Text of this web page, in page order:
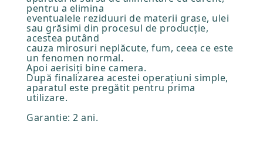
pentru a elimina
eventualele reziduuri de materii grase, ulei
sau grăsimi din procesul de producţie,
acestea putând
cauza mirosuri neplăcute, fum, ceea ce este
un fenomen normal.
Apoi aerisiţi bine camera.
După finalizarea acestei operaţiuni simple,
aparatul este pregătit pentru prima
utilizare.
Garantie: 2 ani.